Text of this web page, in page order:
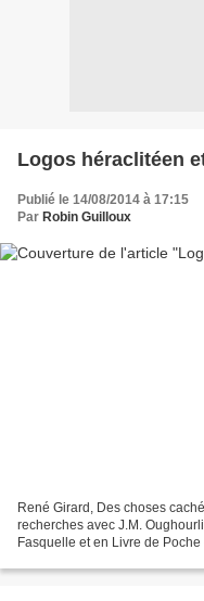
Logos héraclitéen
Publié le 14/08/2014 à 17:15
Par Robin Guilloux
René Girard, Des choses
recherches avec J.M.
Fasquelle et en Livre de